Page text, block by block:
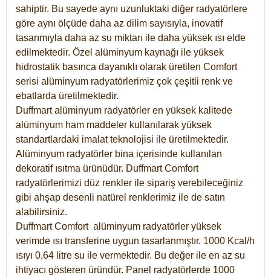
sahiptir. Bu sayede aynı uzunluktaki diğer radyatörlere
göre aynı ölçüde daha az dilim sayısıyla, inovatif
tasarımıyla daha az su miktarı ile daha yüksek ısı elde
edilmektedir. Özel alüminyum kaynağı ile yüksek
hidrostatik basınca dayanıklı olarak üretilen Comfort
serisi alüminyum radyatörlerimiz çok çeşitli renk ve
ebatlarda üretilmektedir.
Duffmart alüminyum radyatörler en yüksek kalitede
alüminyum ham maddeler kullanılarak yüksek
standartlardaki imalat teknolojisi ile üretilmektedir.
Alüminyum radyatörler bina içerisinde kullanılan
dekoratif ısıtma ürünüdür. Duffmart Comfort
radyatörlerimizi düz renkler ile sipariş verebileceğiniz
gibi ahşap desenli natürel renklerimiz ile de satın
alabilirsiniz.
Duffmart Comfort alüminyum radyatörler yüksek
verimde ısı transferine uygun tasarlanmıştır. 1000 Kcal/h
ısıyı 0,64 litre su ile vermektedir. Bu değer ile en az su
ihtiyacı gösteren üründür. Panel radyatörlerde 1000